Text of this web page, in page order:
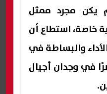
يكن مجرد ممثل
خاصة، استطاع أن
والبساطة في
في وجدان أجيال